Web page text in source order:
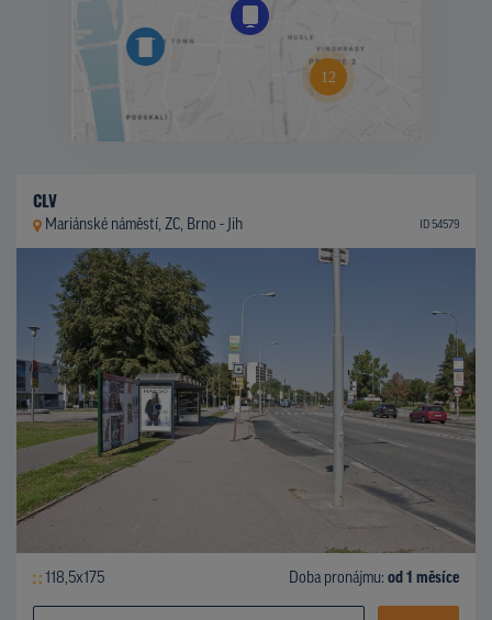
CLV
Mariánské náměstí, ZC, Brno - Jih ID 54579
118,5x175 Doba pronájmu: od 1 měsíce